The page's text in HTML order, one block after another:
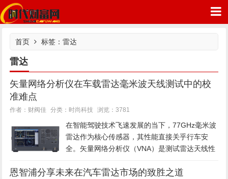
时代财富网
首页 标签：雷达
雷达
矢量网络分析仪在车载雷达毫米波天线测试中的校
准难点
作者：财阀佳 分类： 时尚科技 浏览：3781
在智能驾驶技术飞速发展的当下，77GHz毫米波
雷达作为核心传感器，其性能直接关乎行车安
全。矢量网络分析仪（VNA）是测试雷达天线性
却面临着诸多挑战。这些难点主要源于误差模型
恩智浦分享未来在汽车雷达市场的致胜之道